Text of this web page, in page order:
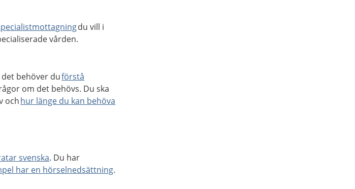
du vill i
vården.
det behöver duförstå
om det behövs. Du ska
ochhur länge du kan behöva
svenska. Du har
har en hörselnedsättning.